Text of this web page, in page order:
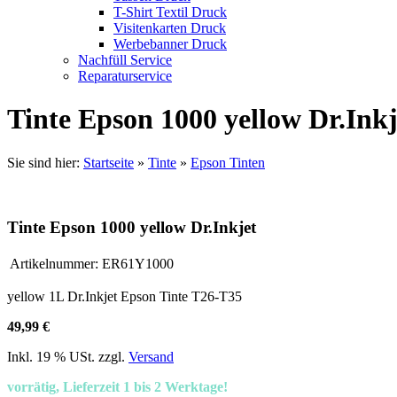
T-Shirt Textil Druck
Visitenkarten Druck
Werbebanner Druck
Nachfüll Service
Reparaturservice
Tinte Epson 1000 yellow
Sie sind hier: Startseite » Tinte » Epson Tinten
Tinte Epson 1000 yellow Dr.Inkjet
Artikelnummer: ER61Y1000
yellow 1L Dr.Inkjet Epson Tinte T26-T35
49,99 €
Inkl. 19 % USt. zzgl. Versand
vorrätig, Lieferzeit 1 bis 2 Werktage!